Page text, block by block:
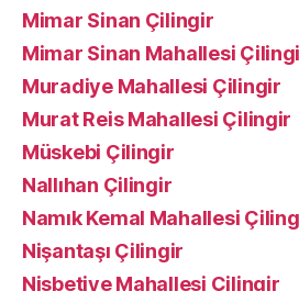
Mimar Sinan Çilingir
Mimar Sinan Mahallesi
Muradiye Mahallesi Çilingir
Murat Reis Mahallesi Çilingir
Müskebi Çilingir
Nallıhan Çilingir
Namık Kemal Mahallesi
Nişantaşı Çilingir
Nisbetiye Mahallesi Çilingir